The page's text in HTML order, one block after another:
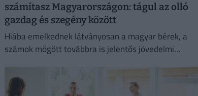
számítasz Magyarországon: tágul az olló
gazdag és szegény között
Hiába emelkednek látványosan a magyar bérek, a
számok mögött továbbra is jelentős jövedelmi